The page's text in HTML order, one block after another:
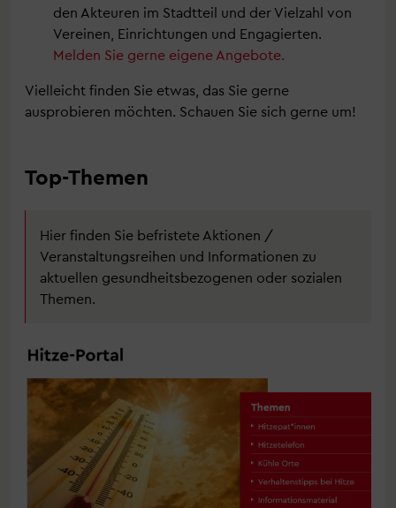
den Akteuren im Stadtteil und der Vielzahl von
Vereinen, Einrichtungen und Engagierten.
Melden Sie gerne eigene Angebote.
Vielleicht finden Sie etwas, das Sie gerne
ausprobieren möchten. Schauen Sie sich gerne um!
Top-Themen
Hier finden Sie befristete Aktionen /
Veranstaltungsreihen und Informationen zu
aktuellen gesundheitsbezogenen oder sozialen
Themen.